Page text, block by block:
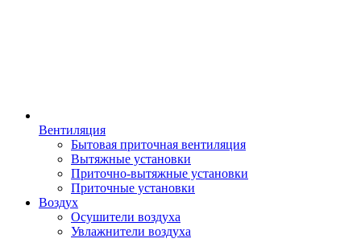
Вентиляция
Бытовая приточная вентиляция
Вытяжные установки
Приточно-вытяжные установки
Приточные установки
Воздух
Осушители воздуха
Увлажнители воздуха